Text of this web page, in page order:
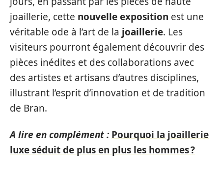
joaillerie, cette nouvelle exposition est une
véritable ode à l’art de la joaillerie. Les
visiteurs pourront également découvrir des
pièces inédites et des collaborations avec
des artistes et artisans d’autres disciplines,
illustrant l’esprit d’innovation et de tradition
de Bran.
A lire en complément : Pourquoi la joaillerie
luxe séduit de plus en plus les hommes ?